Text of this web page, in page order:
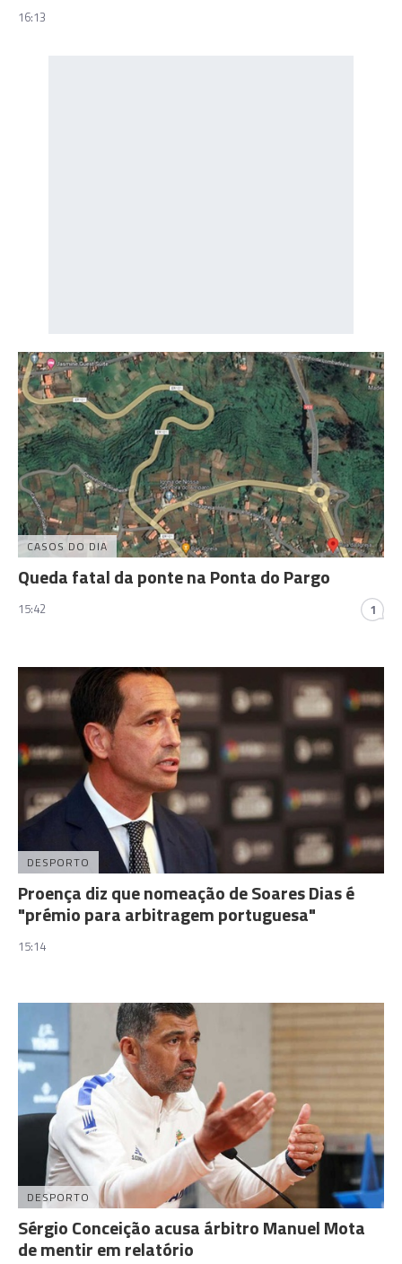
16:13
CASOS DO DIA
Queda fatal da ponte na Ponta do Pargo
15:42 1
DESPORTO
Proença diz que nomeação de Soares Dias é
"prémio para arbitragem portuguesa"
15:14
DESPORTO
Sérgio Conceição acusa árbitro Manuel Mota
de mentir em relatório